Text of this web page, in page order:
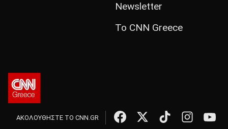
Newsletter
Το CNN Greece
ΑΚΟΛΟΥΘΗΣΤΕ ΤΟ CNN.GR